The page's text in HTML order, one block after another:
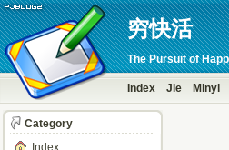
穷快活
The Pursuit of
Index Jie Minyi
Category
Index